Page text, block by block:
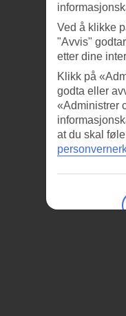
Ved å klikke
"Avvis"
etter dine
Klikk på
godta eller
«Administrer
at du skal